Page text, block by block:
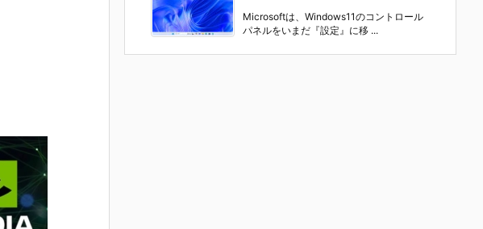
Microsoftは、Windows11のコントロール
パネルをいまだ『設定』に移 ...